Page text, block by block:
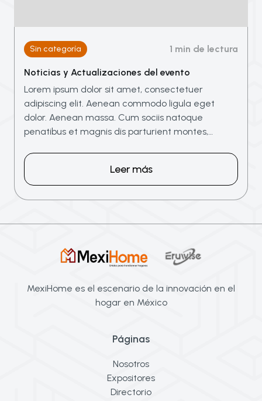
Sin categoría 1 min de lectura
Noticias y Actualizaciones del evento
Lorem ipsum dolor sit amet, consectetuer
adipiscing elit. Aenean commodo ligula eget
dolor. Aenean massa. Cum sociis natoque
penatibus et magnis dis parturient montes,…
Leer más
MexiHome es el escenario de la innovación en el
hogar en México
Páginas
Nosotros
Expositores
Directorio